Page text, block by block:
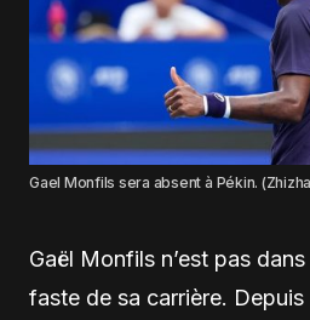
Gael Monfils sera absent à Pékin.
Gaël Monfils n’est pas
faste de sa carrière.